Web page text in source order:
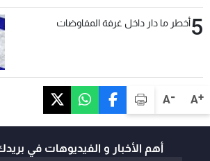
A+
A-
5أخطر ما دار داخل غرفة المفاوضات
أهم الأخبار و الفيديوهات في